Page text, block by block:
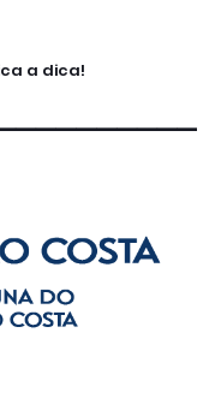
a dica!